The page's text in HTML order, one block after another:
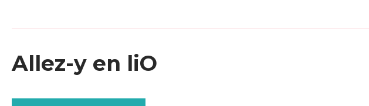
Allez-y en liO